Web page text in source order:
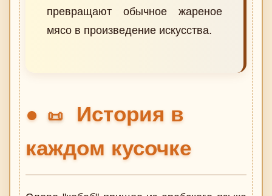
превращают обычное жареное
мясо в произведение искусства.
📜
История в
каждом кусочке